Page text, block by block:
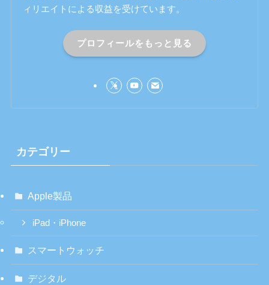
ィリエイトによる収益を受けています。
プロフィールをもっと見る
カテゴリー
Apple製品
iPad・iPhone
スマートウォッチ
デジタル